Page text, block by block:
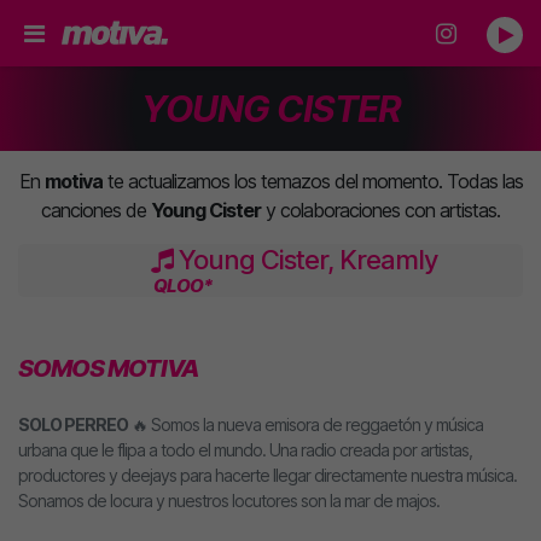
YOUNG CISTER
En motivate actualizamos los temazos del momento. Todas las
canciones de Young Cistery colaboraciones con artistas.
Young Cister, Kreamly
QLOO*
SOMOS MOTIVA
SOLO PERREO 🔥 Somos la nueva emisora de reggaetón y música
urbana que le flipa a todo el mundo. Una radio creada por artistas,
productores y deejays para hacerte llegar directamente nuestra música.
Sonamos de locura y nuestros locutores son la mar de majos.